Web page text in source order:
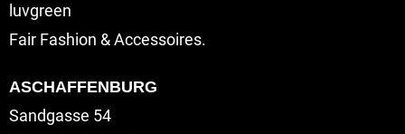
luvgreen
Fair Fashion & Accessoires.
ASCHAFFENBURG
Sandgasse 54